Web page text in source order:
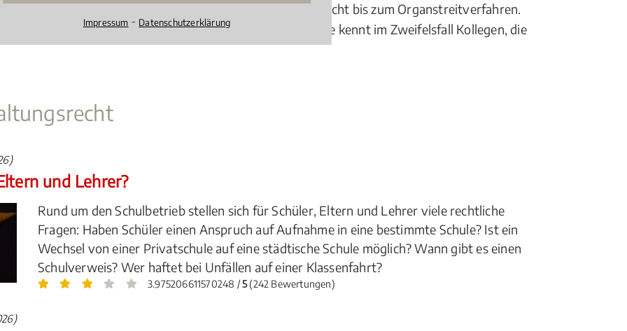
umfangreich, das reicht vom Personenstands-/Namensrecht bis zum Organstreitverfahren.
seinen Erfahrungen in eben jenem Bereich. Er oder sie kennt im Zweifelsfall Kollegen, die
und Lehrer?
Rund um den Schulbetrieb stellen sich für Schüler, Eltern und Lehrer viele rechtliche
Fragen: Haben Schüler einen Anspruch auf Aufnahme in eine bestimmte Schule? Ist ein
Wechsel von einer Privatschule auf eine städtische Schule möglich? Wann gibt es einen
Schulverweis? Wer haftet bei Unfällen auf einer Klassenfahrt?
3.975206611570248 /5(242 Bewertungen)
Impressum ⁃ Datenschutzerklärung